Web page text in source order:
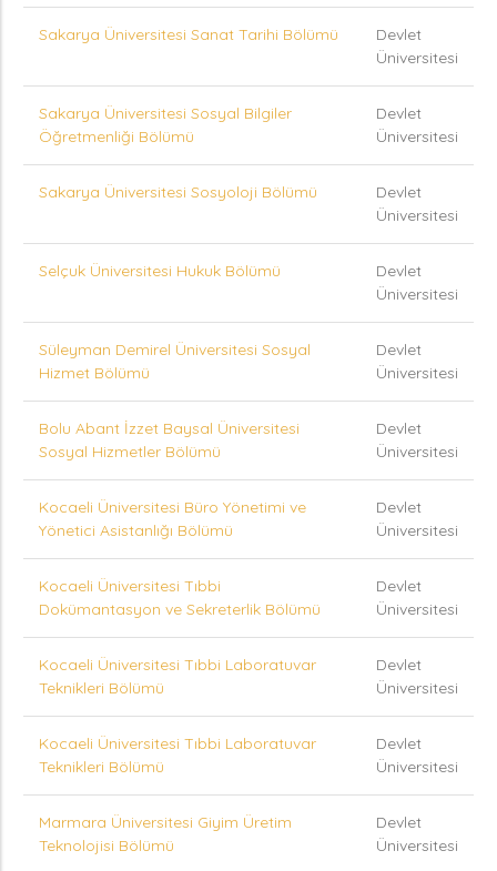
Sakarya Üniversitesi Sanat Tarihi Bölümü
Devlet
Üniversitesi
Sakarya Üniversitesi Sosyal Bilgiler
Öğretmenliği Bölümü
Devlet
Üniversitesi
Sakarya Üniversitesi Sosyoloji Bölümü
Devlet
Üniversitesi
Selçuk Üniversitesi Hukuk Bölümü
Devlet
Üniversitesi
Süleyman Demirel Üniversitesi Sosyal
Hizmet Bölümü
Devlet
Üniversitesi
Bolu Abant İzzet Baysal Üniversitesi
Sosyal Hizmetler Bölümü
Devlet
Üniversitesi
Kocaeli Üniversitesi Büro Yönetimi ve
Yönetici Asistanlığı Bölümü
Devlet
Üniversitesi
Kocaeli Üniversitesi Tıbbi
Dokümantasyon ve Sekreterlik Bölümü
Devlet
Üniversitesi
Kocaeli Üniversitesi Tıbbi Laboratuvar
Teknikleri Bölümü
Devlet
Üniversitesi
Kocaeli Üniversitesi Tıbbi Laboratuvar
Teknikleri Bölümü
Devlet
Üniversitesi
Marmara Üniversitesi Giyim Üretim
Teknolojisi Bölümü
Devlet
Üniversitesi